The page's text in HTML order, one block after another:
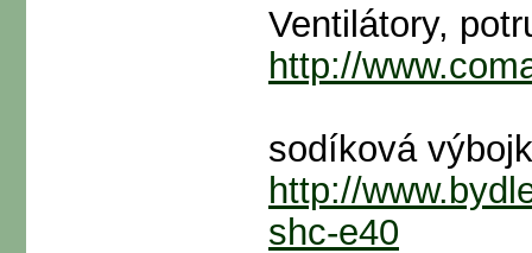
Ventilátory,
http://
sodíková
http://
shc-e40